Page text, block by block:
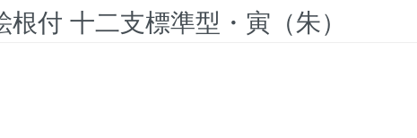
根付 十二支標準型・寅（朱）